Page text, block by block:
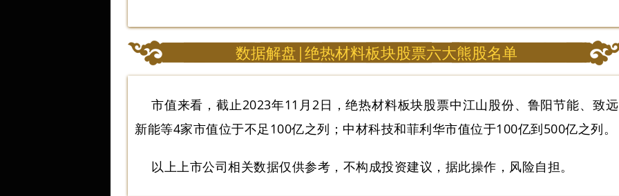
数据解盘|绝热材料板块股票六大熊股名单
市值来看，截止2023年11月2日，绝热材料板块股票中江山股份、鲁阳节能、致远
新能等4家市值位于不足100亿之列；中材科技和菲利华市值位于100亿到500亿之列。
以上上市公司相关数据仅供参考，不构成投资建议，据此操作，风险自担。